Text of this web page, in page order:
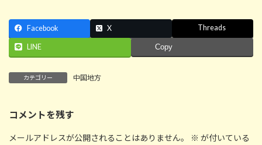
Facebook X Threads
LINE Copy
カテゴリー 中国地方
コメントを残す
メールアドレスが公開されることはありません。 ※ が付いている